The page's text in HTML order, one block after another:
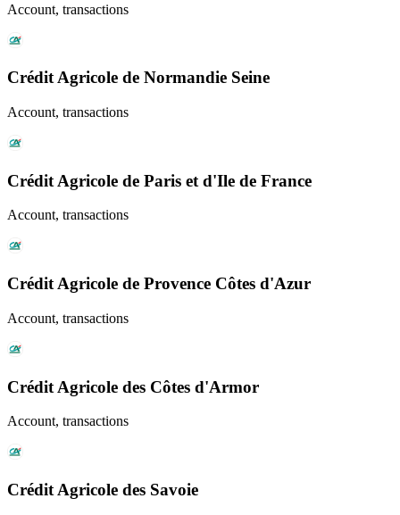
Account, transactions
Crédit Agricole de Normandie Seine
Account, transactions
Crédit Agricole de Paris et d'Ile de France
Account, transactions
Crédit Agricole de Provence Côtes d'Azur
Account, transactions
Crédit Agricole des Côtes d'Armor
Account, transactions
Crédit Agricole des Savoie